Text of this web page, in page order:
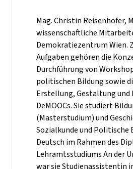
Mag. Christin Reisenhofer,
wissenschaftliche
Demokratiezentrum Wien.
Aufgaben gehören die
Durchführung von
politischen Bildung sowie
Erstellung, Gestaltung und
DeMOOCs. Sie studiert
(Masterstudium) und
Sozialkunde und Politische
Deutsch im Rahmen des
Lehramtsstudiums An der
war sie Studienassistentin